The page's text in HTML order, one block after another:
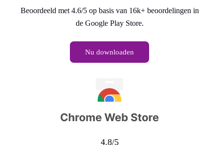
Beoordeeld met 4.6/5 op basis van 16k+ beoordelingen in
de Google Play Store.
Nu downloaden
4.8/5